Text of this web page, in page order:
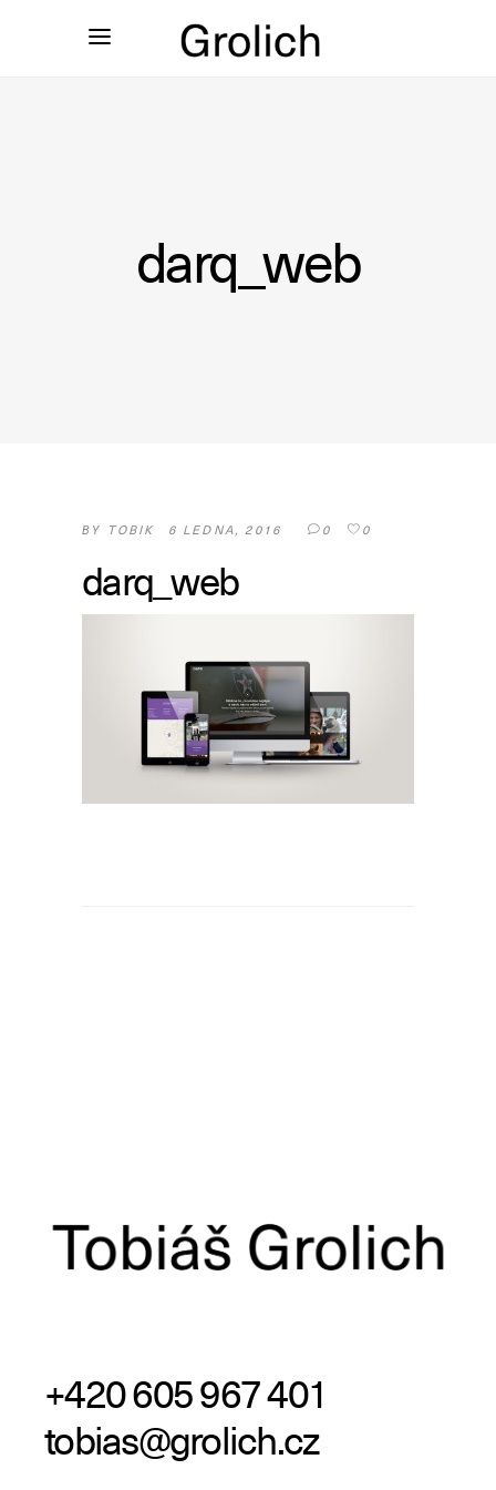
darq_web
BY TOBIK 6 LEDNA, 2016 0 0
darq_web
+420 605 967 401
tobias@grolich.cz